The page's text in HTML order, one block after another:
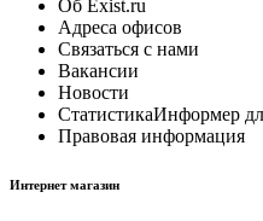
Об Exist.ru
Адреса офисов
Связаться с нами
Вакансии
Новости
СтатистикаИнформер
Правовая информация
Интернет магазин